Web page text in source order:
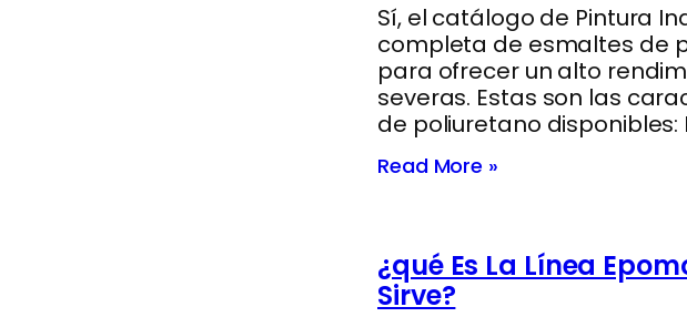
Sí, el catálogo de Pintura
completa de esmaltes de
para ofrecer un alto
severas. Estas son las
de poliuretano disponibles:
Read More »
¿qué Es La Línea
Sirve?